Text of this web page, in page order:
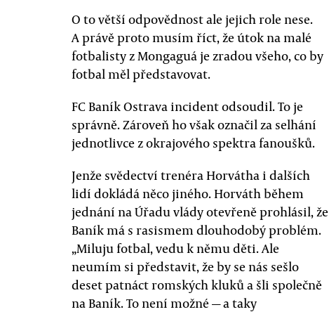
O to větší odpovědnost ale jejich role nese.
A právě proto musím říct, že útok na malé
fotbalisty z Mongaguá je zradou všeho, co by
fotbal měl představovat.
FC Baník Ostrava incident odsoudil. To je
správně. Zároveň ho však označil za selhání
jednotlivce z okrajového spektra fanoušků.
Jenže svědectví trenéra Horvátha i dalších
lidí dokládá něco jiného. Horváth během
jednání na Úřadu vlády otevřeně prohlásil, že
Baník má s rasismem dlouhodobý problém.
„Miluju fotbal, vedu k němu děti. Ale
neumím si představit, že by se nás sešlo
deset patnáct romských kluků a šli společně
na Baník. To není možné — a taky